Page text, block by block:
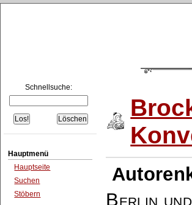
Schnellsuche:
Hauptmenü
Hauptseite
Suchen
Stöbern
Berlin